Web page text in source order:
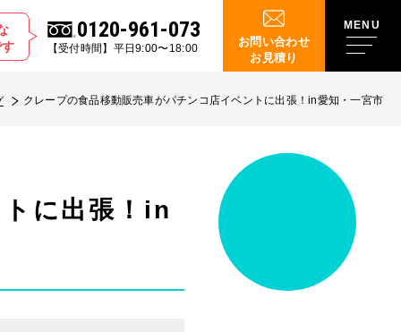
0120-961-073
【受付時間】平日9:00〜18:00
お問い合わせ
お見積り
クレープの食品移動販売車がパチンコ店イベントに出張！in愛知・一宮市
に出張！in